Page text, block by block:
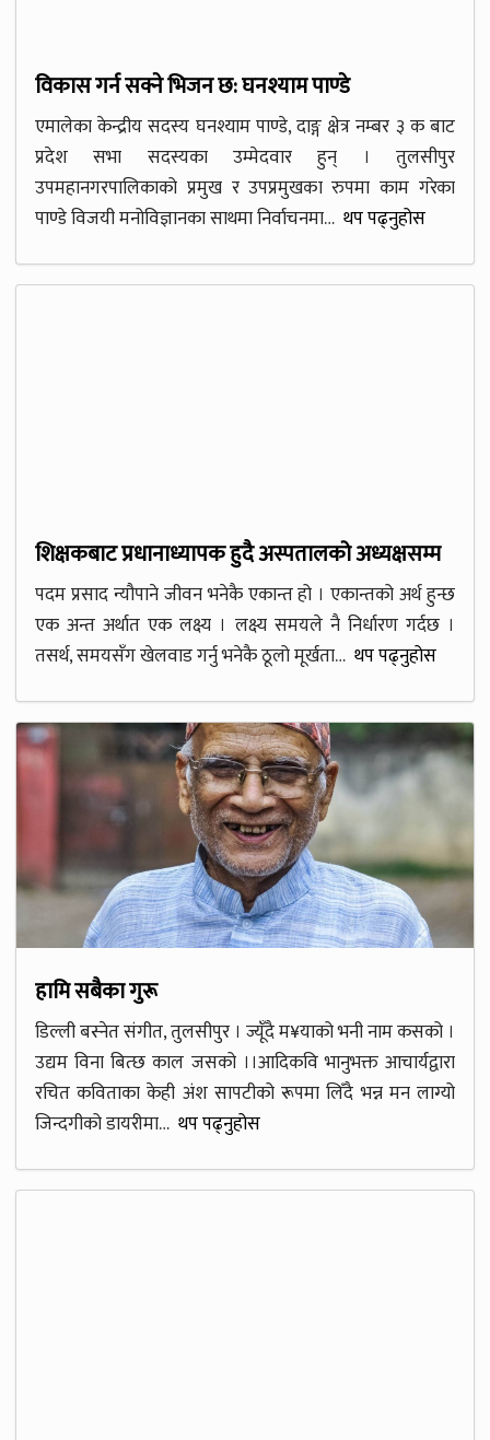
विकास गर्न सक्ने भिजन छ: घनश्याम पाण्डे
एमालेका केन्द्रीय सदस्य घनश्याम पाण्डे, दाङ्ग क्षेत्र नम्बर ३ क बाट
प्रदेश सभा सदस्यका उम्मेदवार हुन् । तुलसीपुर
उपमहानगरपालिकाको प्रमुख र उपप्रमुखका रुपमा काम गरेका
पाण्डे विजयी मनोविज्ञानका साथमा निर्वाचनमा… थप पढ्नुहोस
शिक्षकबाट प्रधानाध्यापक हुदै अस्पतालको अध्यक्षसम्म
पदम प्रसाद न्यौपाने जीवन भनेकै एकान्त हो । एकान्तको अर्थ हुन्छ
एक अन्त अर्थात एक लक्ष्य । लक्ष्य समयले नै निर्धारण गर्दछ ।
तसर्थ, समयसँग खेलवाड गर्नु भनेकै ठूलो मूर्खता… थप पढ्नुहोस
हामि सबैका गुरू
डिल्ली बस्नेत संगीत, तुलसीपुर । ज्यूँदै म¥याको भनी नाम कसको ।
उद्यम विना बित्छ काल जसको ।।आदिकवि भानुभक्त आचार्यद्वारा
रचित कविताका केही अंश सापटीको रूपमा लिँदै भन्न मन लाग्यो
जिन्दगीको डायरीमा… थप पढ्नुहोस